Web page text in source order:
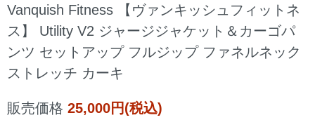
Vanquish Fitness 【ヴァンキッシュフィットネ
ス】 Utility V2 ジャージジャケット＆カーゴパ
ンツ セットアップ フルジップ ファネルネック
ストレッチ カーキ
販売価格 25,000円(税込)